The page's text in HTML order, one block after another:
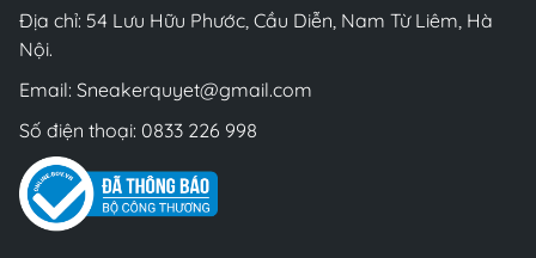
Địa chỉ: 54 Lưu Hữu Phước, Cầu Diễn, Nam Từ Liêm, Hà
Nội.
Email: Sneakerquyet@gmail.com
Số điện thoại: 0833 226 998